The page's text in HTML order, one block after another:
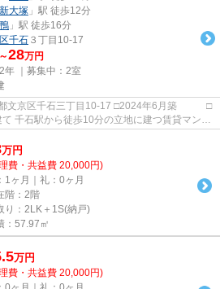
新大塚 」駅 徒歩12分
」駅 徒歩16分
千石 ３丁目10-17
28万円
｜募集中： 2室
三丁目10-17 □2024年6月築 □
ンシ
万円
費・共益費 20,000円)
1ヶ月｜礼：0ヶ月
階：2階
り：2LK＋1S(納戸)
：57.97㎡
万円
費・共益費 20,000円)